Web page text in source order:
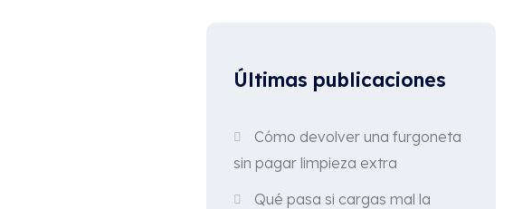
Últimas publicaciones
Cómo devolver una furgoneta
sin pagar limpieza extra
Qué pasa si cargas mal la